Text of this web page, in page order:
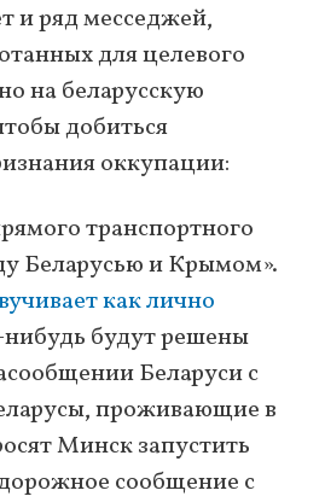
и ряд месседжей,
для целевого
на беларусскую
добиться
оккупации:
транспортного
Беларусью и Крымом».
как лично
будут решены
Беларуси с
проживающие в
Минск запустить
сообщение с